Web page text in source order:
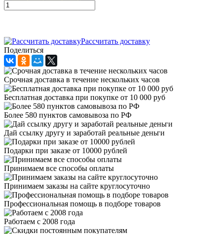
Рассчитать доставку
Поделиться
Cрочная доставка в течение нескольких часов
Бесплатная доставка при покупке от 10 000 руб
Более 580 пунктов самовывоза по РФ
Дай ссылку другу и заработай реальные деньги
Подарки при заказе от 10000 рублей
Принимаем все способы оплаты
Принимаем заказы на сайте круглосуточно
Профессиональная помощь в подборе товаров
Работаем с 2008 года